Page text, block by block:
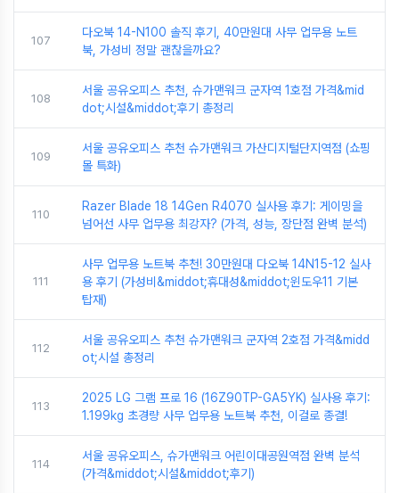
107
다오북 14-N100 솔직 후기, 40만원대 사무 업무용 노트
북, 가성비 정말 괜찮을까요?
108
서울 공유오피스 추천, 슈가맨워크 군자역 1호점 가격&mid
dot;시설&middot;후기 총정리
109
서울 공유오피스 추천 슈가맨워크 가산디지털단지역점 (쇼핑
몰 특화)
110
Razer Blade 18 14Gen R4070 실사용 후기: 게이밍을
넘어선 사무 업무용 최강자? (가격, 성능, 장단점 완벽 분석)
111
사무 업무용 노트북 추천! 30만원대 다오북 14N15-12 실사
용 후기 (가성비&middot;휴대성&middot;윈도우11 기본
탑재)
112
서울 공유오피스 추천 슈가맨워크 군자역 2호점 가격&midd
ot;시설 총정리
113
2025 LG 그램 프로 16 (16Z90TP-GA5YK) 실사용 후기:
1.199kg 초경량 사무 업무용 노트북 추천, 이걸로 종결!
114
서울 공유오피스, 슈가맨워크 어린이대공원역점 완벽 분석
(가격&middot;시설&middot;후기)